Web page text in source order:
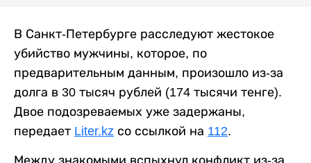
В Санкт-Петербурге расследуют жестокое
убийство мужчины, которое, по
предварительным данным, произошло из-за
долга в 30 тысяч рублей (174 тысячи тенге).
Двое подозреваемых уже задержаны,
передает Liter.kz со ссылкой на 112.